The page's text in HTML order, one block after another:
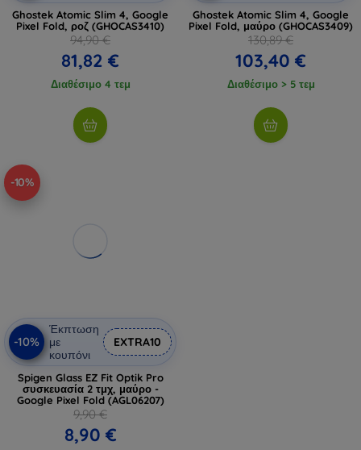
Ghostek Atomic Slim 4, Google
Pixel Fold, ροζ (GHOCAS3410)
94,90 €
81,82 €
Διαθέσιμο 4 τεμ
Ghostek Atomic Slim 4, Google
Pixel Fold, μαύρο (GHOCAS3409)
130,89 €
103,40 €
Διαθέσιμο > 5 τεμ
-10%
-10%
Έκπτωση
με
κουπόνι
EXTRA10
Spigen Glass EZ Fit Optik Pro
συσκευασία 2 τμχ, μαύρο -
Google Pixel Fold (AGL06207)
9,90 €
8,90 €